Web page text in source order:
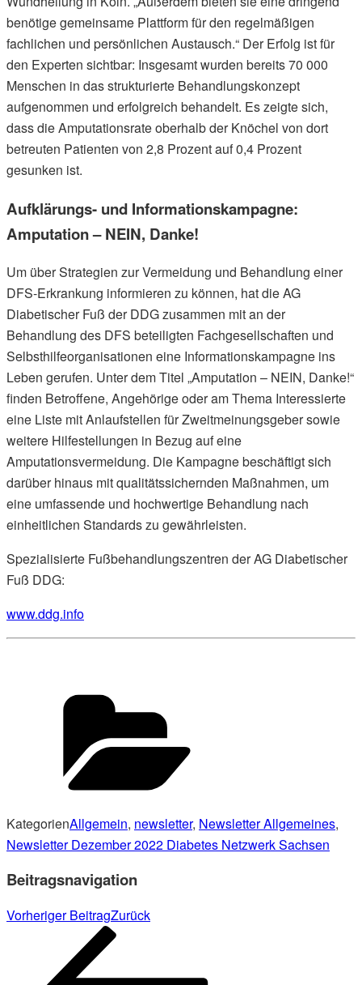
benötige gemeinsame Plattform für den regelmäßigen
fachlichen und persönlichen Austausch.“ Der Erfolg ist für
den Experten sichtbar: Insgesamt wurden bereits 70 000
Menschen in das strukturierte Behandlungskonzept
aufgenommen und erfolgreich behandelt. Es zeigte sich,
dass die Amputationsrate oberhalb der Knöchel von dort
betreuten Patienten von 2,8 Prozent auf 0,4 Prozent
gesunken ist.
Aufklärungs- und Informationskampagne:
Amputation – NEIN, Danke!
Um über Strategien zur Vermeidung und Behandlung einer
DFS-Erkrankung informieren zu können, hat die AG
Diabetischer Fuß der DDG zusammen mit an der
Behandlung des DFS beteiligten Fachgesellschaften und
Selbsthilfeorganisationen eine Informationskampagne ins
Leben gerufen. Unter dem Titel „Amputation – NEIN, Danke!“
finden Betroffene, Angehörige oder am Thema Interessierte
eine Liste mit Anlaufstellen für Zweitmeinungsgeber sowie
weitere Hilfestellungen in Bezug auf eine
Amputationsvermeidung. Die Kampagne beschäftigt sich
darüber hinaus mit qualitätssichernden Maßnahmen, um
eine umfassende und hochwertige Behandlung nach
einheitlichen Standards zu gewährleisten.
Spezialisierte Fußbehandlungszentren der AG Diabetischer
Fuß DDG:
www.ddg.info
KategorienAllgemein, newsletter, Newsletter Allgemeines,
Newsletter Dezember 2022 Diabetes Netzwerk Sachsen
Beitragsnavigation
Vorheriger BeitragZurück